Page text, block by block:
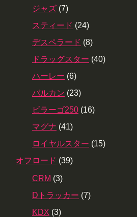
ジャズ (7)
スティード (24)
デスペラード (8)
ドラッグスター (40)
ハーレー (6)
バルカン (23)
ビラーゴ250 (16)
マグナ (41)
ロイヤルスター (15)
オフロード (39)
CRM (3)
Dトラッカー (7)
KDX (3)